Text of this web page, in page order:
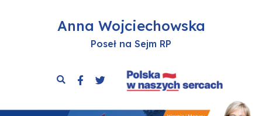
Anna Wojciechowska
Poseł na Sejm RP